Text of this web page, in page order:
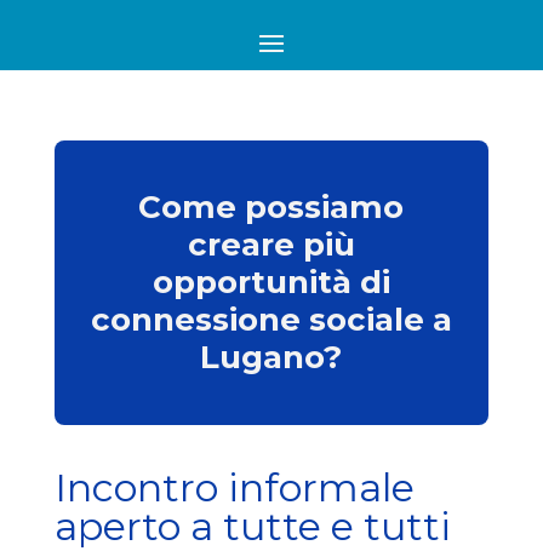
Come possiamo
creare più
opportunità di
connessione sociale a
Lugano?
Incontro informale
aperto a tutte e tutti